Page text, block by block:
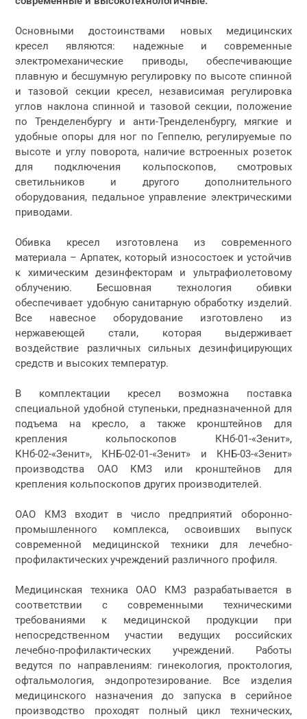
Основными достоинствами новых медицинских
кресел являются: надежные и современные
электромеханические приводы, обеспечивающие
плавную и бесшумную регулировку по высоте спинной
и тазовой секции кресел, независимая регулировка
углов наклона спинной и тазовой секции, положение
по Тренделенбургу и анти-Тренделенбургу, мягкие и
удобные опоры для ног по Геппелю, регулируемые по
высоте и углу поворота, наличие встроенных розеток
для подключения кольпоскопов, смотровых
светильников и другого дополнительного
оборудования, педальное управление электрическими
приводами.
Обивка кресел изготовлена из современного
материала – Арпатек, который износостоек и устойчив
к химическим дезинфекторам и ультрафиолетовому
облучению. Бесшовная технология обивки
обеспечивает удобную санитарную обработку изделий.
Все навесное оборудование изготовлено из
нержавеющей стали, которая выдерживает
воздействие различных сильных дезинфицирующих
средств и высоких температур.
В комплектации кресел возможна поставка
специальной удобной ступеньки, предназначенной для
подъема на кресло, а также кронштейнов для
крепления кольпоскопов КНб-01-«Зенит»,
КНб-02-«Зенит», КНБ-02-01-«Зенит» и КНБ-03-«Зенит»
производства ОАО КМЗ или кронштейнов для
крепления кольпоскопов других производителей.
ОАО КМЗ входит в число предприятий оборонно-
промышленного комплекса, освоивших выпуск
современной медицинской техники для лечебно-
профилактических учреждений различного профиля.
Медицинская техника ОАО КМЗ разрабатывается в
соответствии с современными техническими
требованиями к медицинской продукции при
непосредственном участии ведущих российских
лечебно-профилактических учреждений. Работы
ведутся по направлениям: гинекология, проктология,
офтальмология, эндопротезирование. Все изделия
медицинского назначения до запуска в серийное
производство проходят полный цикл технических,